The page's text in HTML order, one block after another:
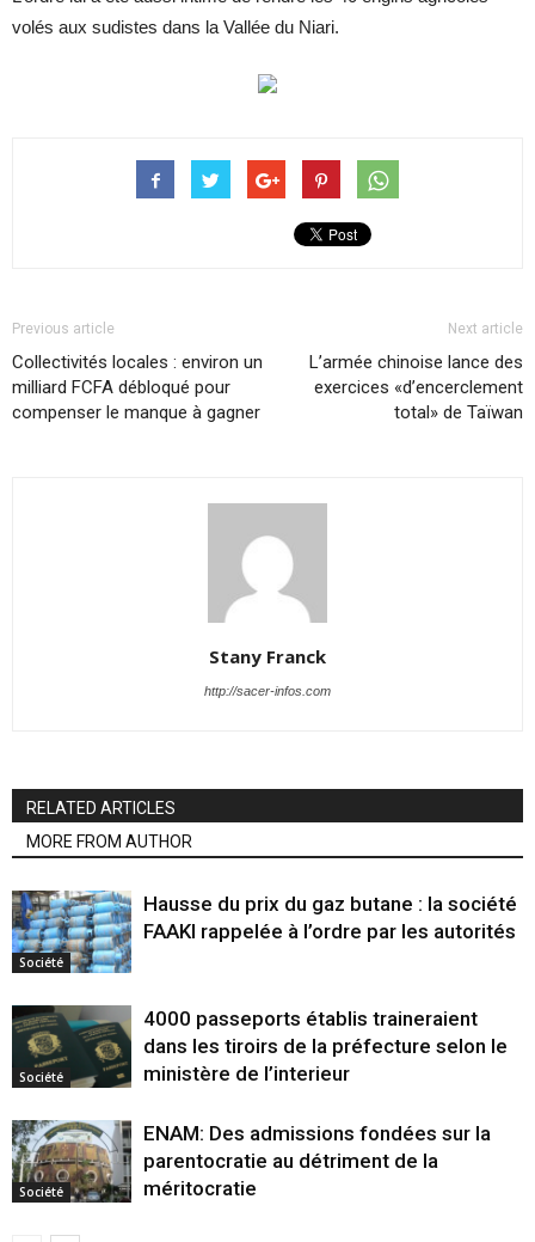
volés aux sudistes dans la Vallée du Niari.
Previous article
Collectivités locales : environ un
milliard FCFA débloqué pour
compenser le manque à gagner
Next article
L’armée chinoise lance des
exercices «d’encerclement
total» de Taïwan
Stany Franck
http://sacer-infos.com
RELATED ARTICLES
MORE FROM AUTHOR
Société
Hausse du prix du gaz butane : la société
FAAKI rappelée à l’ordre par les autorités
Société
4000 passeports établis traineraient
dans les tiroirs de la préfecture selon le
ministère de l’interieur
Société
ENAM: Des admissions fondées sur la
parentocratie au détriment de la
méritocratie